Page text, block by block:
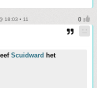
18:03 • 11
Scuidward het